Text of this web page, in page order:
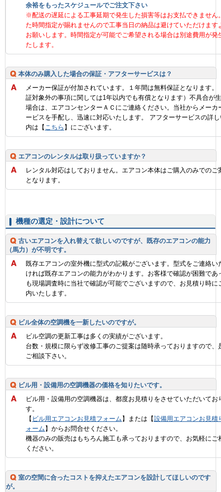
余裕をもったスケジュールでご注文下さい
※配送の遅延による工事延期で発生した損害等はお支払できません
た時間指定が賜れませんので工事当日の納品は避けていただけます
お願いします。時間指定が可能でご希望される場合は別途費用が発
たします。
本体のみ購入した場合の保証・アフターサービスは？
メーカー保証が付加されています。１年間は無料保証となります。
証対象外の事項に関しては1年以内でも有償となります）不具合が
場合は、エアコンセンターＡＣにご連絡ください。当社からメーカ
ービスを手配し、迅速に対応いたします。 アフターサービスの詳
内は【 こちら 】にございます。
エアコンのレンタルは取り扱っていますか？
レンタル対応はしておりません。エアコン本体はご購入のみでのご
となります。
機種の選定・設計について
古いエアコンを入れ替えて欲しいのですが、既存のエアコンの能力
（馬力）が不明です。
既存エアコンの室外機に型式の記載がございます。型式をご連絡い
ければ既存エアコンの能力がわかります。お客様で確認が困難であ
も現場調査時に当社で確認が可能でございますので、お見積り時に
内いたします。
ビル全体の空調機を一新したいのですが。
ビル空調の更新工事は多くの実績がございます。
台数・規模に限らず改修工事のご提案は随時承っておりますので、
ご相談下さい。
ビル用・設備用の空調機器の価格を知りたいです。
ビル用・設備用の空調機器は、都度お見積りをさせていただいてお
す。
【 ビル用エアコンお見積フォーム 】または【設備用エアコンお見積
ォーム 】からお問合せください。
機器のみの販売はもちろん施工も承っておりますので、お気軽にご
ください。
室の空間に合ったコストを抑えたエアコンを設計してほしいのです
が。